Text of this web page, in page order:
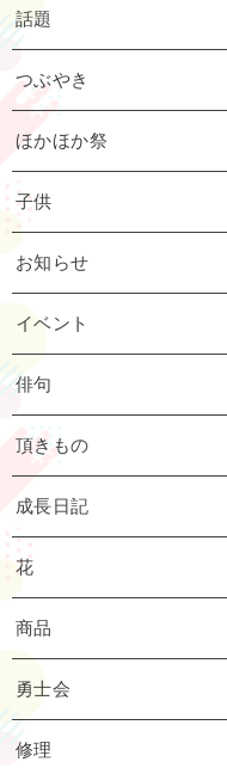
話題
つぶやき
ほかほか祭
子供
お知らせ
イベント
俳句
頂きもの
成長日記
花
商品
勇士会
修理